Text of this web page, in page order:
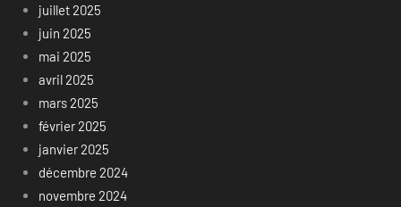
juillet 2025
juin 2025
mai 2025
avril 2025
mars 2025
février 2025
janvier 2025
décembre 2024
novembre 2024